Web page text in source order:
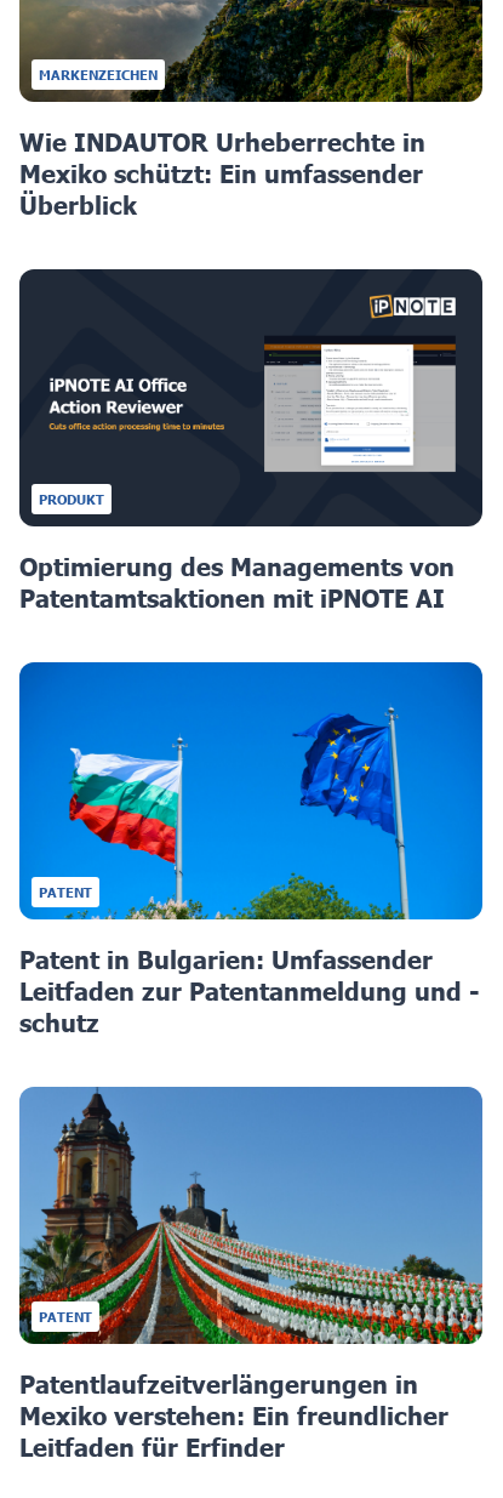
MARKENZEICHEN
Wie INDAUTOR Urheberrechte in
Mexiko schützt: Ein umfassender
Überblick
PRODUKT
Optimierung des Managements von
Patentamtsaktionen mit iPNOTE AI
PATENT
Patent in Bulgarien: Umfassender
Leitfaden zur Patentanmeldung und -
schutz
PATENT
Patentlaufzeitverlängerungen in
Mexiko verstehen: Ein freundlicher
Leitfaden für Erfinder